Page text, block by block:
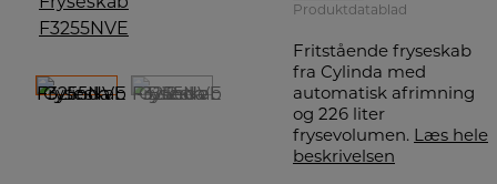
Produktdatablad
Fritstående fryseskab
fra Cylinda med
automatisk afrimning
og 226 liter
frysevolumen. Læs hele
beskrivelsen